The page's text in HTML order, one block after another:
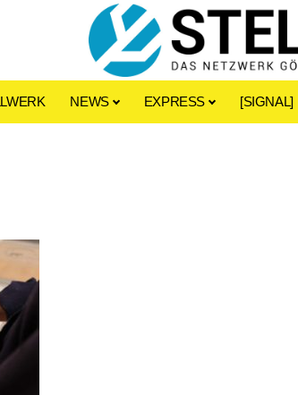
NEWS EXPRESS [SIGNAL]